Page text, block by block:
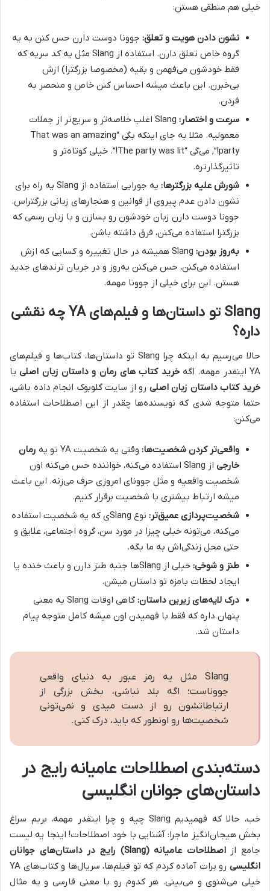
خیلی هم منطقی هستن:
نشون دادن هویت و تعلق: جوونا دوست دارن حس کنن به یه
گروه خاص تعلق دارن. استفاده از Slang مثل یه کد سریه که
فقط خودشون می‌فهمن و بقیه (مخصوصا بزرگترا) ازش
بی‌خبرن. این باعث میشه احساس کنن خاص و منحصر به
فردن.
سرعت و اختصار:
Slang اغلب خلاصه‌تر و سریع‌تر از جملات
معمولیه. مثلا به جای اینکه بگی “That was an amazing
party!”, می‌گی “The party was lit!”. خیلی کوتاه‌تر و
تاثیرگذارتره.
شورش علیه بزرگترها:
یه جورایی استفاده از Slang یه راه برای
نشون دادن عدم پیروی از قوانین و هنجارهای زبانی بزرگتراس.
جوونا دوست دارن زبان خودشون رو بسازن و با زبان رسمی که
بزرگترا استفاده می‌کنن، فرق داشته باشن.
به‌روز بودن:
Slang همیشه در حال تغییره و کسایی که ازش
استفاده می‌کنن، حس می‌کنن به‌روز و در جریان ترندهای جدید
هستن. این برای خیلی از جوونا مهمه.
Slang تو داستان‌ها و فیلم‌های YA چه نقشی
داره؟
حالا می‌رسیم به اینکه چرا Slang تو داستان‌ها، کتاب‌ها و فیلم‌های
YA اینقدر مهمه. اگه
خرید کتاب‌ های رمان و داستان زبان اصلییا
خرید کتاب داستان زبان اصلی رو از سایت گلوبوک انجام داده باشی،
حتما متوجه شدی که نویسنده‌ها چقدر از این اصطلاحات استفاده
می‌کنن:
واقعی‌تر کردن شخصیت‌ها: وقتی یه شخصیت YA تو یه
رمان
خارجی
از Slang استفاده می‌کنه، خواننده حس می‌کنه اون
شخصیت واقعیه و مثل جوونای امروزی حرف می‌زنه. این باعث
میشه ارتباط بیشتری با شخصیت برقرار کنیم.
شخصیت‌پردازی عمیق‌تر:
نوع Slangی که یه شخصیت استفاده
می‌کنه، می‌تونه خیلی چیزا در مورد سن، گروه اجتماعی، علایق و
حتی محل زندگی‌اش به ما بگه.
طنز و شوخی:
خیلی از Slangها جنبه طنز دارن و باعث خنده یا
ایجاد لحظات بامزه تو داستان میشن.
درک لایه‌های زیرین داستان:
گاهی اوقات Slang یه معنی
پنهان داره که فقط با فهمیدن اون میشه کامل متوجه پیام
داستان شد.
Slang مثل یه رمز عبور به دنیای واقعی
جووناست؛ اگه بلد نباشی، بخش بزرگی از
ارتباطاتشون رو از دست میدی و نمی‌تونی
شخصیت‌ها رو اونطور که باید، درک کنی.
دسته‌بندی اصطلاحات عامیانه رایج در
داستان‌های جوانان انگلیسی
خب، حالا که فهمیدیم Slang چیه و چرا اینقدر مهمه، بریم سراغ
بخش هیجان‌انگیز ماجرا: آشنایی با خود اصطلاحات! اینجا یه لیست
جامع از
اصطلاحات عامیانه (Slang) رایج در داستان‌های جوانان
انگلیسی
رو برات آماده کردم که تو فیلم‌ها، سریال‌ها و کتاب‌های YA
خیلی می‌شنوی و می‌بینی. هر کدوم رو با معنی فارسی و یه مثال